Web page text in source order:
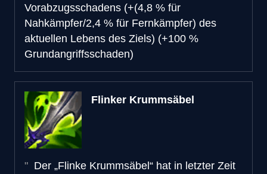
Vorabzugsschadens (+(4,8 % für
Nahkämpfer/2,4 % für Fernkämpfer) des
aktuellen Lebens des Ziels) (+100 %
Grundangriffsschaden)
Flinker Krummsäbel
Der „Flinke Krummsäbel“ hat in letzter Zeit